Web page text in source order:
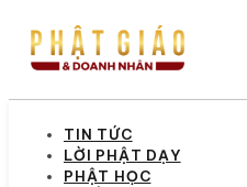
TIN TỨC
LỜI PHẬT DẠY
PHẬT HỌC